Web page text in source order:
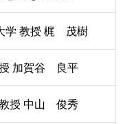
学 教授 梶 茂樹
加賀谷 良平
授 中山 俊秀